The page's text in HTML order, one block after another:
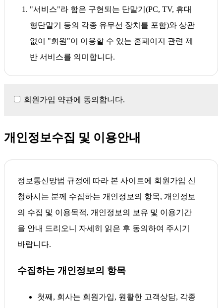
"서비스"라 함은 구현되는 단말기(PC, TV, 휴대
형단말기 등의 각종 유무선 장치를 포함)와 상관
없이 "회원"이 이용할 수 있는 홈페이지 관련 제
반 서비스를 의미합니다.
사"가 제공하는 "서비스"를 이용하는 고객을 말
"아이디(ID)"라 함은 "회원"의 식별과 "서비스"
"비밀번호"라 함은 "회원"이 부여 받은 "아이디
와 일치되는 "회원"임을 확인하고 비밀보호를
위해 "회원" 자신이 정한 문자 또는 숫자의 조합
을 의미합니다.
"유료서비스"라 함은 "회사"가 유료로 제공하는
의미합니다.
회원가입 약관에 동의합니다.
개인정보수집 및 이용안내
정보통신망법 규정에 따라 본 사이트에 회원가입 신
청하시는 분께 수집하는 개인정보의 항목, 개인정보
의 수집 및 이용목적, 개인정보의 보유 및 이용기간
을 안내 드리오니 자세히 읽은 후 동의하여 주시기
바랍니다.
수집하는 개인정보의 항목
첫째, 회사는 회원가입, 원활한 고객상담, 각종